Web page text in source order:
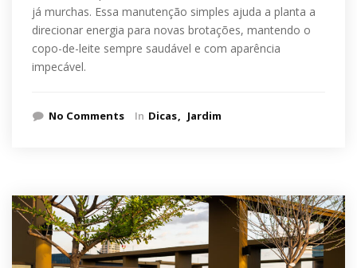
já murchas. Essa manutenção simples ajuda a planta a
direcionar energia para novas brotações, mantendo o
copo-de-leite sempre saudável e com aparência
impecável.
No Comments In Dicas Jardim